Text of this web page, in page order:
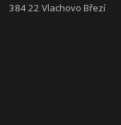
384 22 Vlachovo Březí